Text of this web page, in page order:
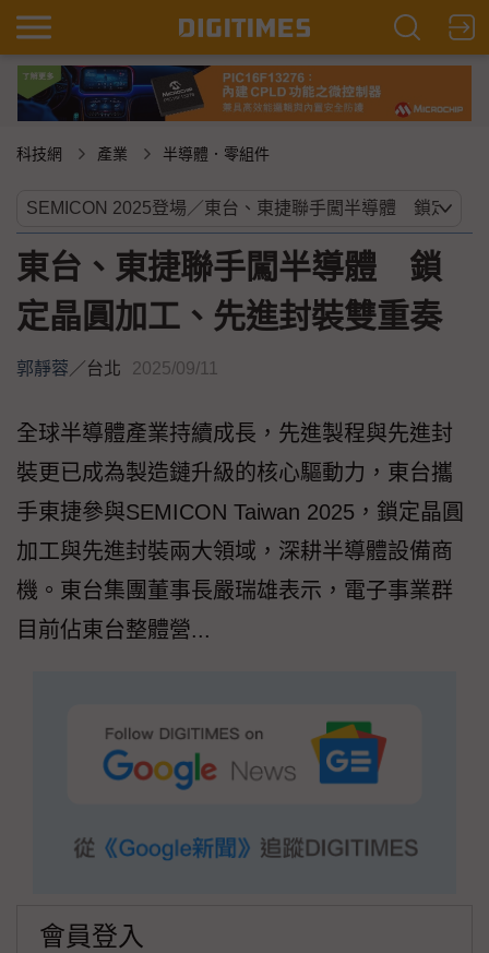
科技網 產業 半導體．零組件
東台、東捷聯手闖半導體 鎖
定晶圓加工、先進封裝雙重奏
郭靜蓉／台北 2025/09/11
全球半導體產業持續成長，先進製程與先進封
裝更已成為製造鏈升級的核心驅動力，東台攜
手東捷參與SEMICON Taiwan 2025，鎖定晶圓
加工與先進封裝兩大領域，深耕半導體設備商
機。東台集團董事長嚴瑞雄表示，電子事業群
目前佔東台整體營...
會員登入